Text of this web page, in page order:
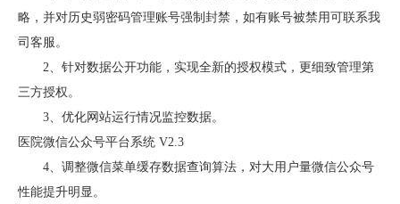
略，并对历史弱密码管理账号强制封禁，如有账号被禁用可联系我
司客服。
2、针对数据公开功能，实现全新的授权模式，更细致管理第
三方授权。
3、优化网站运行情况监控数据。
医院微信公众号平台系统 V2.3
4、调整微信菜单缓存数据查询算法，对大用户量微信公众号
性能提升明显。